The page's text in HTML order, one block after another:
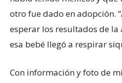
otro fue dado en adopción.
esperar los resultados de
esa bebé llegó a respirar
Con información y foto de